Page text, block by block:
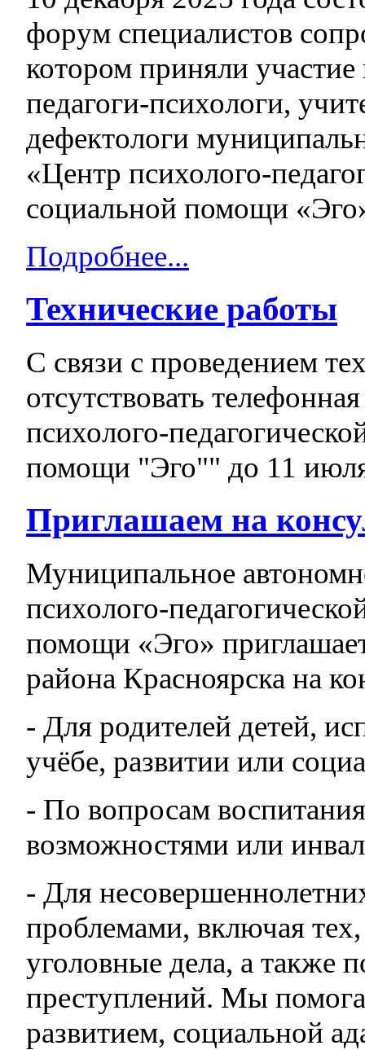
форум специалистов
котором приняли
педагоги-психологи,
дефектологи
«Центр психолого-
социальной помощи
Подробнее...
Технические работы
С связи с проведением
отсутствовать
психолого-
помощи "Эго"" до 11
Приглашаем на
Муниципальное
психолого-
помощи «Эго»
района Красноярска на
- Для родителей детей,
учёбе, развитии или
- По вопросам
возможностями или
- Для
проблемами, включая тех,
уголовные дела, а также
преступлений. Мы
развитием, социальной